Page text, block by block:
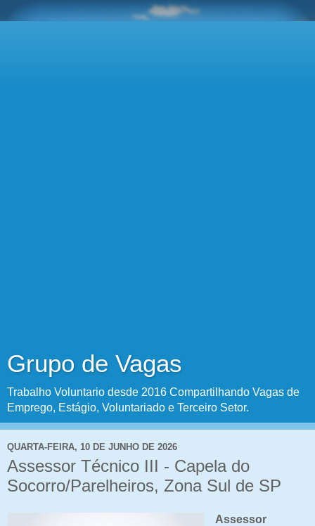
Grupo de Vagas
Trabalho Voluntario desde 2016 Compartilhando Vagas de
Emprego, Estágio, Voluntariado e Terceiro Setor.
QUARTA-FEIRA, 10 DE JUNHO DE 2026
Assessor Técnico III - Capela do
Socorro/Parelheiros, Zona Sul de SP
Assessor